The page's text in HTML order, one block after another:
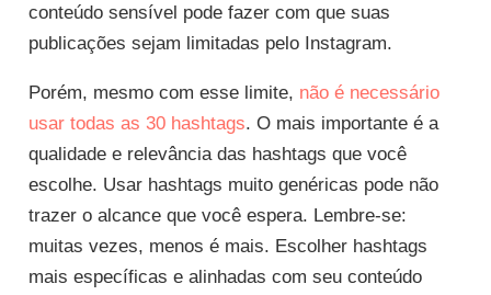
conteúdo sensível pode fazer com que suas
publicações sejam limitadas pelo Instagram.
Porém, mesmo com esse limite, não é necessário
usar todas as 30 hashtags. O mais importante é a
qualidade e relevância das hashtags que você
escolhe. Usar hashtags muito genéricas pode não
trazer o alcance que você espera. Lembre-se:
muitas vezes, menos é mais. Escolher hashtags
mais específicas e alinhadas com seu conteúdo